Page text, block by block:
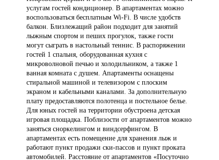
услугам гостей кондиционер. В апартаментах можно
воспользоваться бесплатным Wi-Fi. В числе удобств
балкон. Близлежащий район подходит для занятий
лыжным спортом и пеших прогулок, также гости
могут сыграть в настольный теннис. В распоряжении
гостей 1 спальня, оборудованная кухня с
микроволновой печью и холодильником, а также 1
ванная комната с душем. Апартаменты оснащены
стиральной машиной и телевизором с плоским
экраном и кабельными каналами. За дополнительную
плату предоставляются полотенца и постельное белье.
Для юных гостей на территории обустроена детская
игровая площадка. Поблизости от апартаментов можно
заняться сноркелингом и виндсерфингом. В
апартаментах есть помещение для хранения лыж и
работают пункт продажи ски-пассов и пункт проката
автомобилей. Расстояние от апартаментов «Посуточно